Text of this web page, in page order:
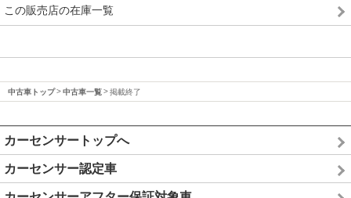
この販売店の在庫一覧
中古車トップ 中古車一覧 掲載終了
カーセンサートップへ
カーセンサー認定車